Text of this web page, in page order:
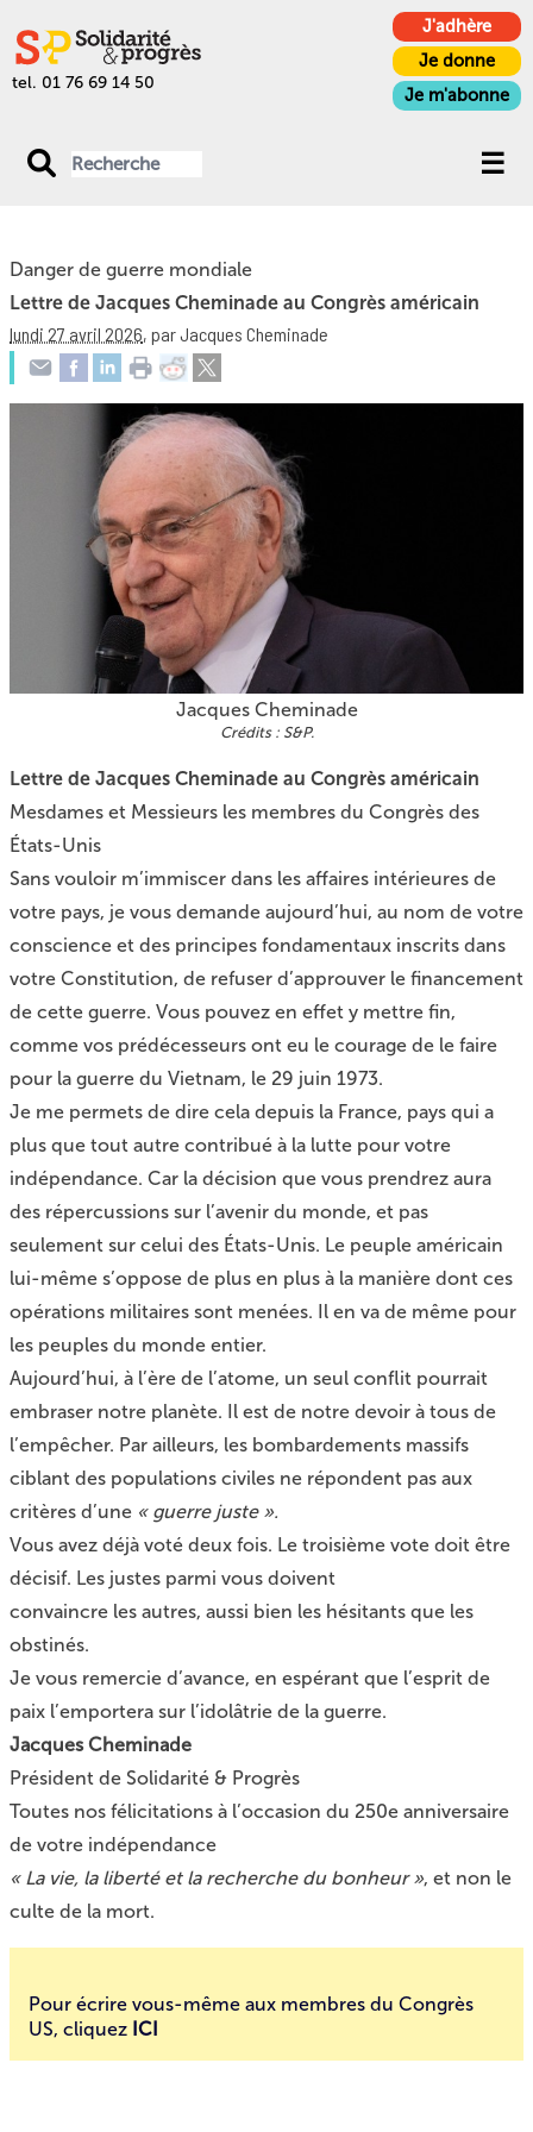
tel. 01 76 69 14 50
J'adhère
Je donne
Je m'abonne
Danger de guerre mondiale
Lettre de Jacques Cheminade au Congrès américain
lundi 27 avril 2026, par Jacques Cheminade
Jacques Cheminade
S&P.
Lettre de Jacques Cheminade au Congrès américain
Mesdames et Messieurs les membres du Congrès des
États-Unis
Sans vouloir m’immiscer dans les affaires intérieures de
votre pays, je vous demande aujourd’hui, au nom de votre
conscience et des principes fondamentaux inscrits dans
votre Constitution, de refuser d’approuver le financement
de cette guerre. Vous pouvez en effet y mettre fin,
comme vos prédécesseurs ont eu le courage de le faire
pour la guerre du Vietnam, le 29 juin 1973.
Je me permets de dire cela depuis la France, pays qui a
plus que tout autre contribué à la lutte pour votre
indépendance. Car la décision que vous prendrez aura
des répercussions sur l’avenir du monde, et pas
seulement sur celui des États-Unis. Le peuple américain
lui-même s’oppose de plus en plus à la manière dont ces
opérations militaires sont menées. Il en va de même pour
les peuples du monde entier.
Aujourd’hui, à l’ère de l’atome, un seul conflit pourrait
embraser notre planète. Il est de notre devoir à tous de
l’empêcher. Par ailleurs, les bombardements massifs
ciblant des populations civiles ne répondent pas aux
critères d’une « guerre juste ».
Vous avez déjà voté deux fois. Le troisième vote doit être
décisif. Les justes parmi vous doivent
convaincre les autres, aussi bien les hésitants que les
obstinés.
Je vous remercie d’avance, en espérant que l’esprit de
paix l’emportera sur l’idolâtrie de la guerre.
Jacques Cheminade
Président de Solidarité & Progrès
Toutes nos félicitations à l’occasion du 250e anniversaire
de votre indépendance
« La vie, la liberté et la recherche du bonheur », et non le
culte de la mort.
Pour écrire vous-même aux membres du Congrès
US, cliquez ICI